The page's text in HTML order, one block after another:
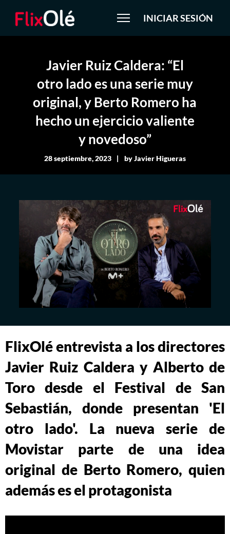
INICIAR SESIÓN
Javier Ruiz Caldera: “El
otro lado es una serie muy
original, y Berto Romero ha
hecho un ejercicio valiente
y novedoso”
28 septiembre, 2023 byJavier Higueras
FlixOlé entrevista a los directores
Javier Ruiz Caldera y Alberto de
Toro desde el Festival de San
Sebastián, donde presentan 'El
otro lado'. La nueva serie de
Movistar parte de una idea
original de Berto Romero, quien
además es el protagonista